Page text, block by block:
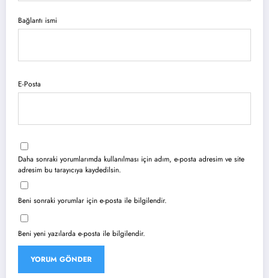
Bağlantı ismi
E-Posta
Daha sonraki yorumlarımda kullanılması için adım, e-posta adresim ve site
adresim bu tarayıcıya kaydedilsin.
Beni sonraki yorumlar için e-posta ile bilgilendir.
Beni yeni yazılarda e-posta ile bilgilendir.